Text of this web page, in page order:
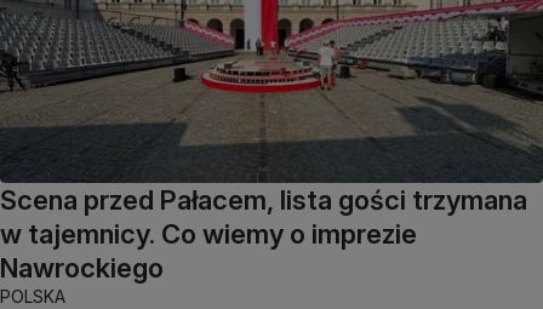
Scena przed Pałacem, lista gości trzymana
w tajemnicy. Co wiemy o imprezie
Nawrockiego
POLSKA